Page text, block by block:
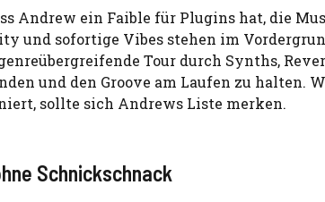
Andrew ein Faible für Plugins hat, die
und sofortige Vibes stehen im
Tour durch Synths,
und den Groove am Laufen zu halten.
sollte sich Andrews Liste merken.
Schnickschnack